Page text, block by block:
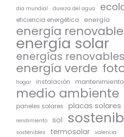
dia mundial
dureza del agua
eficiencia energética energía
energía renovable
energía solar
energías renovables
energía verde
hogar
instalación mantenimiento
medio ambiente
paneles solares placas solares
rendimiento
sol
sostenibles termosolar valencia